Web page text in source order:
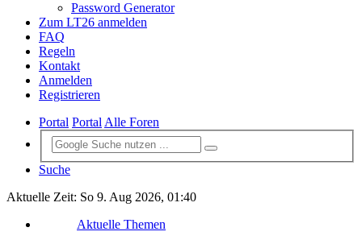
Password Generator
Zum LT26 anmelden
FAQ
Regeln
Kontakt
Anmelden
Registrieren
Portal PortalAlle Foren
Suche
Aktuelle Zeit: So 9. Aug 2026, 01:40
Aktuelle Themen